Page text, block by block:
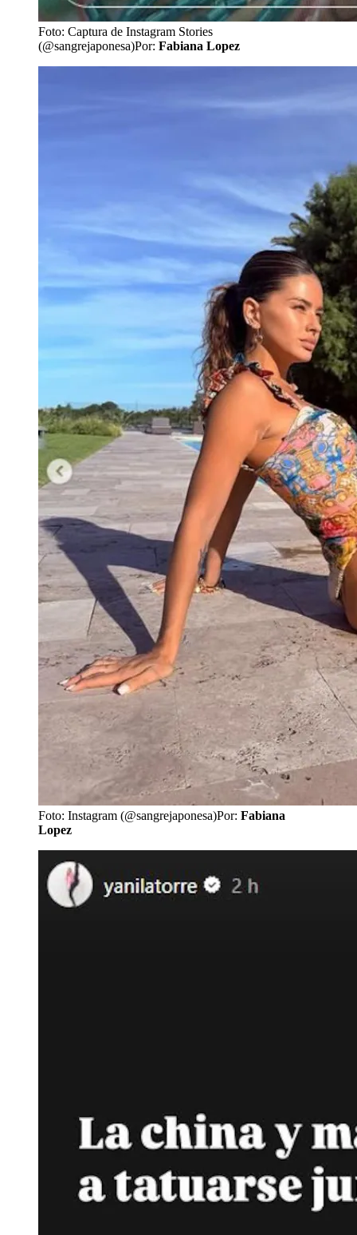
Foto: Captura de Instagram Stories
(@sangrejaponesa)Por: Fabiana Lopez
Foto: Instagram (@sangrejaponesa)Por: Fabiana
Lopez